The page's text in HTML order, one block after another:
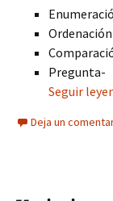
Pregunta-
Seguir
Deja un